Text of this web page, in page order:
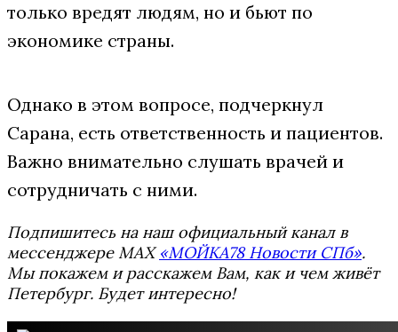
только вредят людям, но и бьют по
экономике страны.
Однако в этом вопросе, подчеркнул
Сарана, есть ответственность и пациентов.
Важно внимательно слушать врачей и
сотрудничать с ними.
Подпишитесь на наш официальный канал в
мессенджере MAX«МОЙКА78 Новости СПб».
Мы покажем и расскажем Вам, как и чем живёт
Петербург. Будет интересно!